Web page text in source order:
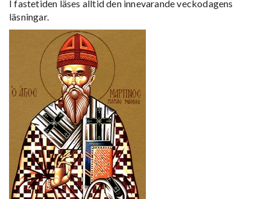
I fastetiden läses alltid den innevarande veckodagens
läsningar.